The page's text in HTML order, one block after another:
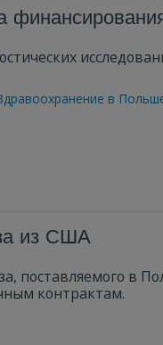
в
из США
поставляемого в
контрактам.